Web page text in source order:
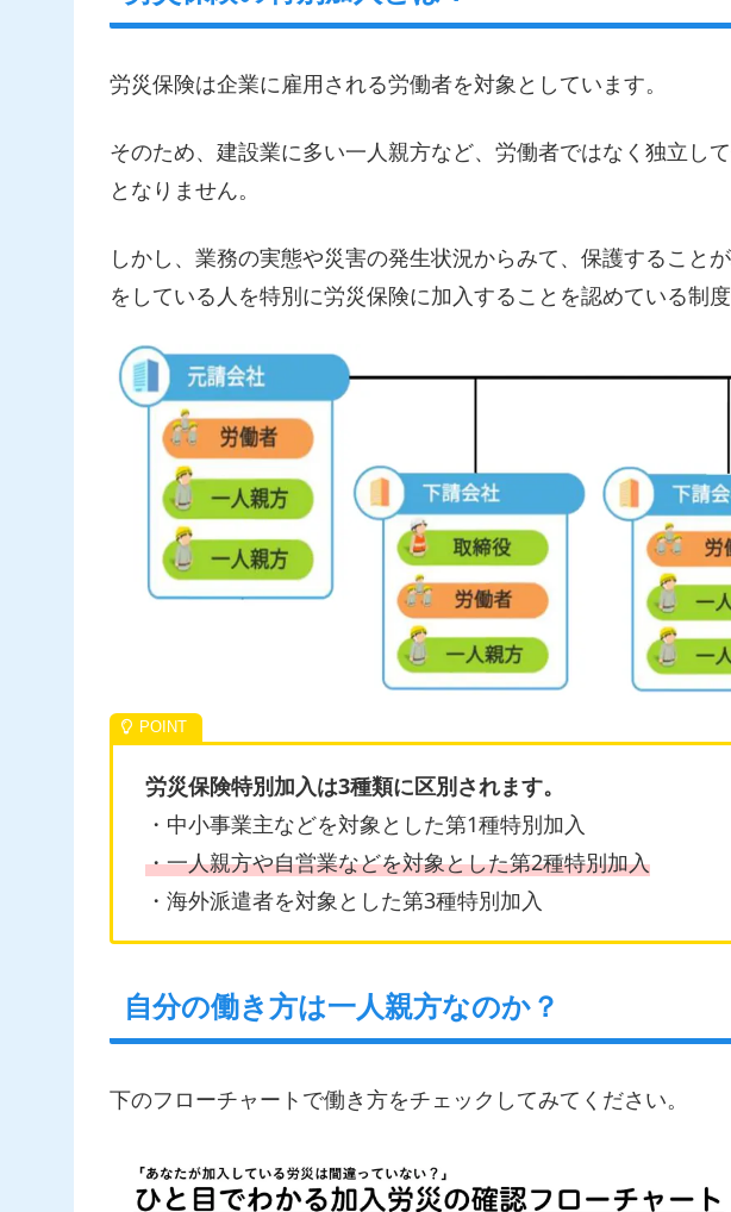
労災保険は企業に雇用される労働者を対象としています。
そのため、建設業に多い一人親方など、労働者ではなく独立し
となりません。
しかし、業務の実態や災害の発生状況からみて、保護すること
をしている人を特別に労災保険に加入することを認めている制度
労災保険特別加入は3種類に区別されます。
・中小事業主などを対象とした第1種特別加入
・一人親方や自営業などを対象とした第2種特別加入
・海外派遣者を対象とした第3種特別加入
自分の働き方は一人親方なのか？
下のフローチャートで働き方をチェックしてみてください。